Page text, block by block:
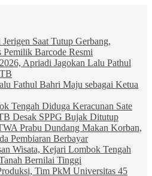
Saat Tutup Gerbang,
Barcode Resmi
Apriadi Jagokan Lalu Pathul
Fathul Bahri Maju sebagai Ketua
Tengah Diduga Keracunan Sate
Desak SPPG Bujak Ditutup
Prabu Dundang Makan Korban,
Pembiaran Berbayar
Wisata, Kejari Lombok Tengah
Bernilai Tinggi
Tim PkM Universitas 45